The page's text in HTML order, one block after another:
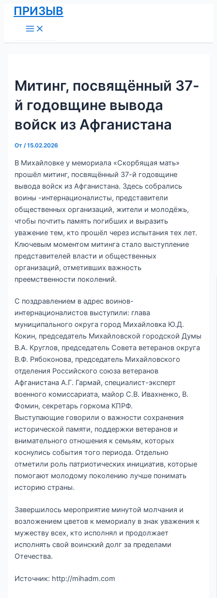
Перейти
содержимому
ПРИЗЫВ
Menu
Митинг, посвящённый 37-
й годовщине вывода
войск из Афганистана
От/15.02.2026
В Михайловке у мемориала «Скорбящая мать»
прошёл митинг, посвящённый 37-й годовщине
вывода войск из Афганистана. Здесь собрались
воины -интернационалисты, представители
общественных организаций, жители и молодёжь,
чтобы почтить память погибших и выразить
уважение тем, кто прошёл через испытания тех лет.
Ключевым моментом митинга стало выступление
представителей власти и общественных
организаций, отметивших важность
преемственности поколений.
С поздравлением в адрес воинов-
интернационалистов выступили: глава
муниципального округа город Михайловка Ю.Д.
Кокин, председатель Михайловской городской Думы
В.А. Круглов, председатель Совета ветеранов округа
В.Ф. Рябоконова, председатель Михайловского
отделения Российского союза ветеранов
Афганистана А.Г. Гармай, специалист-эксперт
военного комиссариата, майор С.В. Ивахненко, В.
Фомин, секретарь горкома КПРФ.
Выступающие говорили о важности сохранения
исторической памяти, поддержки ветеранов и
внимательного отношения к семьям, которых
коснулись события того периода. Отдельно
отметили роль патриотических инициатив, которые
помогают молодому поколению лучше понимать
историю страны.
Завершилось мероприятие минутой молчания и
возложением цветов к мемориалу в знак уважения к
мужеству всех, кто исполнял и продолжает
исполнять свой воинский долг за пределами
Отечества.
Источник: http://mihadm.com
Навигация
по
записям